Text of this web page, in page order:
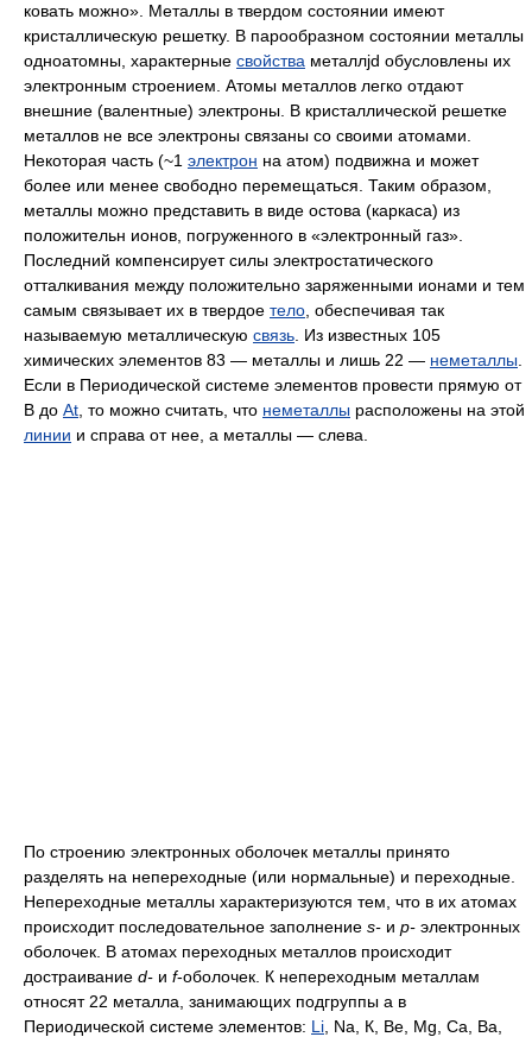
ковать можно». Металлы в твердом состоянии имеют
кристаллическую решетку. В парообразном состоянии металлы
одноатомны, характерные свойства металлjd обусловлены их
электронным строением. Атомы металлов легко отдают
внешние (валентные) электроны. В кристаллической решетке
металлов не все электроны связаны со своими атомами.
Некоторая часть (~1 электрон на атом) подвижна и может
более или менее свободно перемещаться. Таким образом,
металлы можно представить в виде остова (каркаса) из
положительн ионов, погруженного в «электронный газ».
Последний компенсирует силы электростатического
отталкивания между положительно заряженными ионами и тем
самым связывает их в твердое тело , обеспечивая так
называемую металлическую связь . Из известных 105
химических элементов 83 — металлы и лишь 22 — неметаллы
Если в Периодической системе элементов провести прямую от
В до At , то можно считать, что неметаллы расположены на этой
линии и справа от нее, а металлы — слева.
По строению электронных оболочек металлы принято
разделять на непереходные (или нормальные) и переходные.
Непереходные металлы характеризуются тем, что в их атомах
происходит последовательное заполнение s- и р- электронных
оболочек. В атомах переходных металлов происходит
достраивание d- и f-оболочек. К непереходным металлам
относят 22 металла, занимающих подгруппы а в
Периодической системе элементов: Li , Na, К, Be, Mg, Ca, Ba,